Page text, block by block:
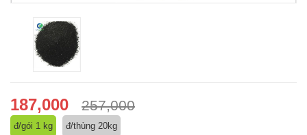
187,000 257,000
đ/gói 1 kg đ/thùng 20kg